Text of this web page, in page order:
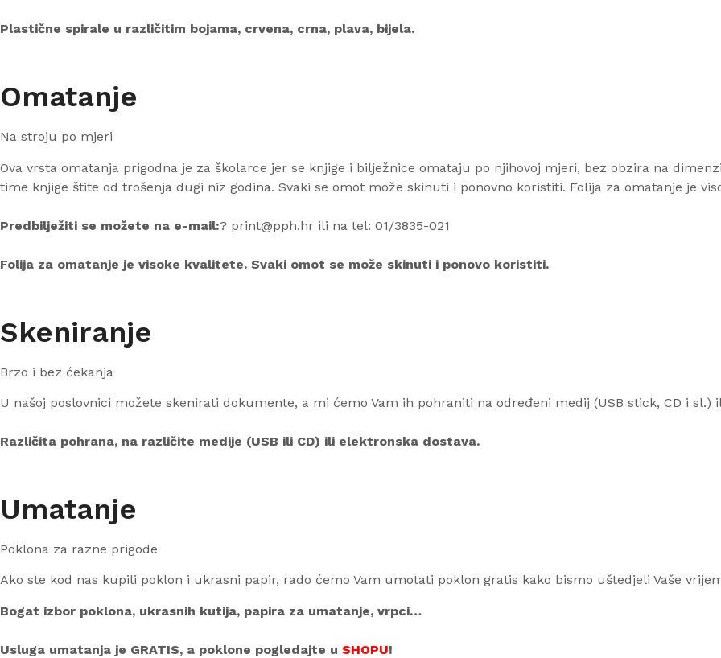
Plastične spirale u različitim bojama, crvena, crna, plava, bijela.
Omatanje
Na stroju po mjeri
Ova vrsta omatanja prigodna je za školarce jer se knjige i bilježnice omataju po njihovoj mjeri, bez obzira na
time knjige štite od trošenja dugi niz godina. Svaki se omot može skinuti i ponovno koristiti. Folija za omatanje je
Predbilježiti se možete na e-mail:? print@pph.hr ili na tel: 01/3835-021
Folija za omatanje je visoke kvalitete. Svaki omot se može skinuti i ponovo koristiti.
Skeniranje
Brzo i bez ćekanja
U našoj poslovnici možete skenirati dokumente, a mi ćemo Vam ih pohraniti na određeni medij (USB stick, CD i
Različita pohrana, na različite medije (USB ili CD) ili elektronska dostava.
Umatanje
Poklona za razne prigode
Ako ste kod nas kupili poklon i ukrasni papir, rado ćemo Vam umotati poklon gratis kako bismo uštedjeli Vaše
Bogat izbor poklona, ukrasnih kutija, papira za umatanje, vrpci…
Usluga umatanja je GRATIS, a poklone pogledajte u SHOPU!